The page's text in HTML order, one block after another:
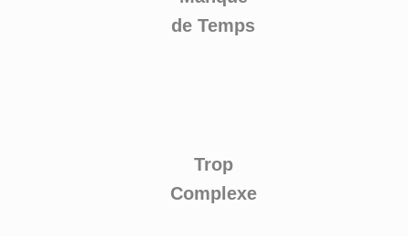
de Temps
Trop
Complexe